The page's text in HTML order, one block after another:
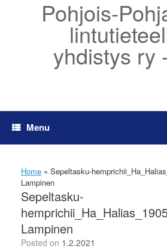
Pohjois-
yhdistys ry
Menu
Home » Sepeltasku-
Lampinen
Sepeltasku-
Lampinen
Posted on 1.2.2021